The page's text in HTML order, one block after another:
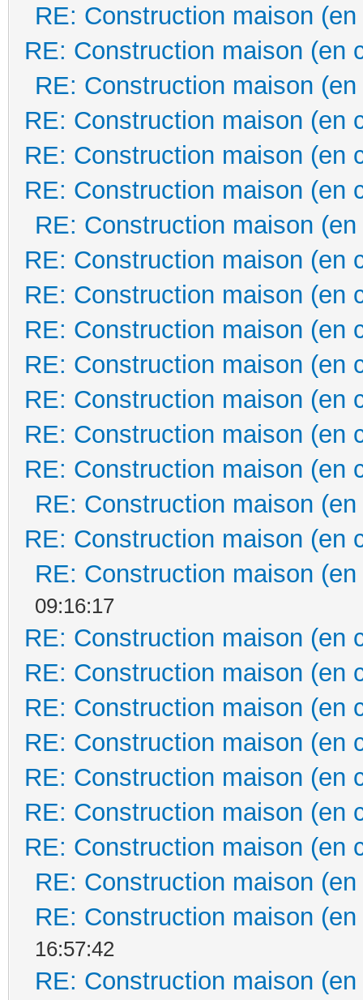
RE: Construction maison
RE: Construction maison (en
RE: Construction maison
RE: Construction maison (en
RE: Construction maison (en
RE: Construction maison (en
RE: Construction maison
RE: Construction maison (en
RE: Construction maison (en
RE: Construction maison (en
RE: Construction maison (en
RE: Construction maison (en
RE: Construction maison (en
RE: Construction maison (en
RE: Construction maison
RE: Construction maison (en
RE: Construction maison
09:16:17
RE: Construction maison (en
RE: Construction maison (en
RE: Construction maison (en
RE: Construction maison (en
RE: Construction maison (en
RE: Construction maison (en
RE: Construction maison (en
RE: Construction maison
RE: Construction maison
16:57:42
RE: Construction maison